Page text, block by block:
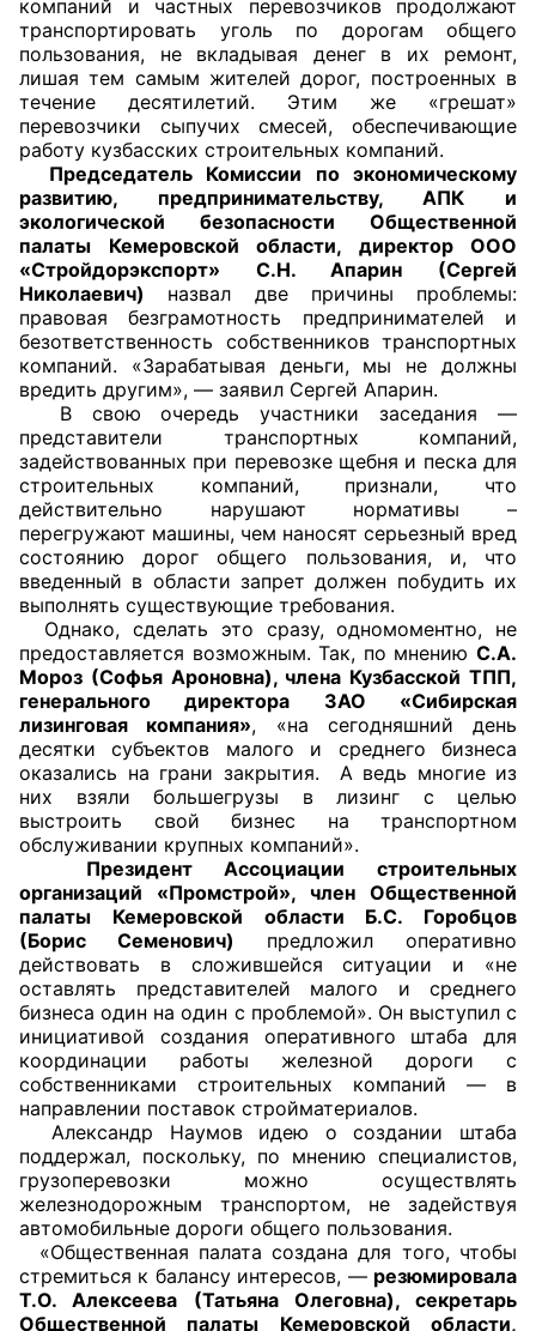
компаний и частных перевозчиков продолжают
транспортировать уголь по дорогам общего
пользования, не вкладывая денег в их ремонт,
лишая тем самым жителей дорог, построенных в
течение десятилетий. Этим же «грешат»
перевозчики сыпучих смесей, обеспечивающие
работу кузбасских строительных компаний.
Председатель Комиссии по экономическому
развитию, предпринимательству, АПК и
экологической безопасности Общественной
палаты Кемеровской области, директор ООО
«Стройдорэкспорт» С.Н. Апарин (Сергей
Николаевич) назвал две причины проблемы:
правовая безграмотность предпринимателей и
безответственность собственников транспортных
компаний. «Зарабатывая деньги, мы не должны
вредить другим», — заявил Сергей Апарин.
В свою очередь участники заседания —
представители транспортных компаний,
задействованных при перевозке щебня и песка для
строительных компаний, признали, что
действительно нарушают нормативы –
перегружают машины, чем наносят серьезный вред
состоянию дорог общего пользования, и, что
введенный в области запрет должен побудить их
выполнять существующие требования.
Однако, сделать это сразу, одномоментно, не
предоставляется возможным. Так, по мнению С.А.
Мороз (Софья Ароновна), члена Кузбасской ТПП,
генерального директора ЗАО «Сибирская
лизинговая компания», «на сегодняшний день
десятки субъектов малого и среднего бизнеса
оказались на грани закрытия. А ведь многие из
них взяли большегрузы в лизинг с целью
выстроить свой бизнес на транспортном
обслуживании крупных компаний».
Президент Ассоциации строительных
организаций «Промстрой», член Общественной
палаты Кемеровской области Б.С. Горобцов
(Борис Семенович) предложил оперативно
действовать в сложившейся ситуации и «не
оставлять представителей малого и среднего
бизнеса один на один с проблемой». Он выступил с
инициативой создания оперативного штаба для
координации работы железной дороги с
собственниками строительных компаний — в
направлении поставок стройматериалов.
Александр Наумов идею о создании штаба
поддержал, поскольку, по мнению специалистов,
грузоперевозки можно осуществлять
железнодорожным транспортом, не задействуя
автомобильные дороги общего пользования.
«Общественная палата создана для того, чтобы
стремиться к балансу интересов, — резюмировала
Т.О. Алексеева (Татьяна Олеговна), секретарь
Общественной палаты Кемеровской области,